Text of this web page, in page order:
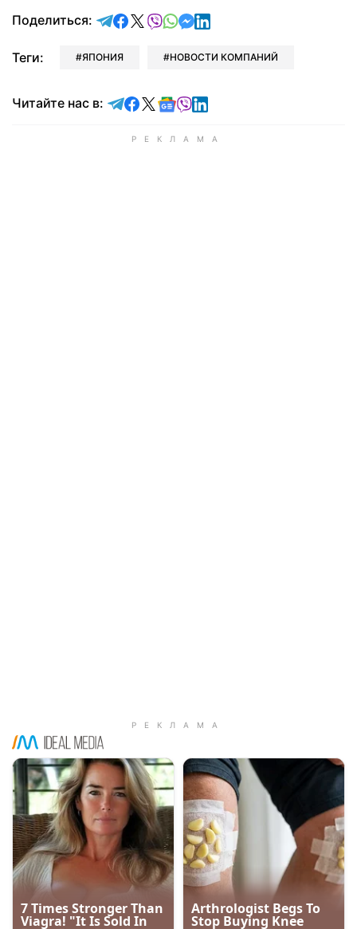
Поделиться: отправить в Telegram
поделиться в Facebook
поделиться в X
отправить в Viber
отправить в Whatsapp
отправить в Messenger
отправить в LinkedIn
Теги: ЯПОНИЯ НОВОСТИ КОМПАНИЙ
Читайте нас в: Читайте в Telegram
Читайте в Facebook
Читайте в X
Читайте в Google news
Читайте в Viber
Читайте в LinkedIn